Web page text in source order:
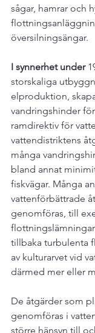
sågar, hamrar och
översilningsängar.
I synnerhet under
storskaliga
elproduktion,
vandringshinder
ramdirektiv för
vattendistriktens
många
bland annat
fiskvägar. Många
vattenförbättrade
genomföras, till
tillbaka turbulenta
av kulturarvet vid
därmed mer eller
De åtgärder som
genomföras i
större hänsyn till